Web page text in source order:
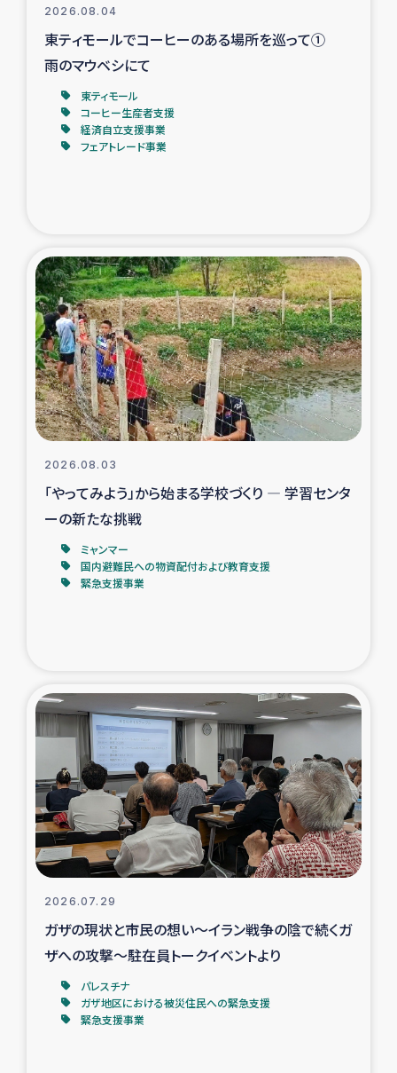
インドネシア中部 スラウェシの地震・津波被災者支援
スリランカ ジャフナ県干物事業
スリランカの南北女性をつなぐサリー・リサイクル・プロ
ジェクト
復興支援事業
民際教育事業
女性グループPIFWANITAによる食品加工事業
ガザ人道支援
令和6年能登半島地震 緊急支援
国内避難民への物資配付および教育支援
漁民によるマングローブ植林活動
レバノンでのシリア難民への食糧・越冬支援
レバノンにおける緊急支援
レバノンでのシリア難民への教育支援事業
レバノンでのシリア難民・レバノン人への農業支援
海外ルーツの市民との共生
神原ゼミxパルシック
2026.08.04
東ティモールでコーヒーのある場所を巡って①
雨のマウベシにて
東ティモール
コーヒー生産者支援
経済自立支援事業
フェアトレード事業
2026.08.03
「やってみよう」から始まる学校づくり ― 学習センタ
ーの新たな挑戦
ミャンマー
国内避難民への物資配付および教育支援
緊急支援事業
2026.07.29
ガザの現状と市民の想い～イラン戦争の陰で続くガ
ザへの攻撃～駐在員トークイベントより
パレスチナ
ガザ地区における被災住民への緊急支援
緊急支援事業